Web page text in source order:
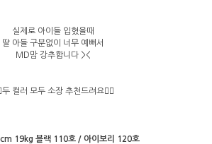
실제로 아이들 입혔을때
딸 아들 구분없이 너무 예뻐서
MD맘 강추합니다 ><
두 컬러 모두 소장 추천드려요🙆‍♀️
19kg 블랙 110호 / 아이보리 120호